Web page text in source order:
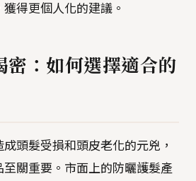
得更個人化的建議。
密：如何選擇適合的
頭髮受損和頭皮老化的元兇，
關重要。市面上的防曬護髮產